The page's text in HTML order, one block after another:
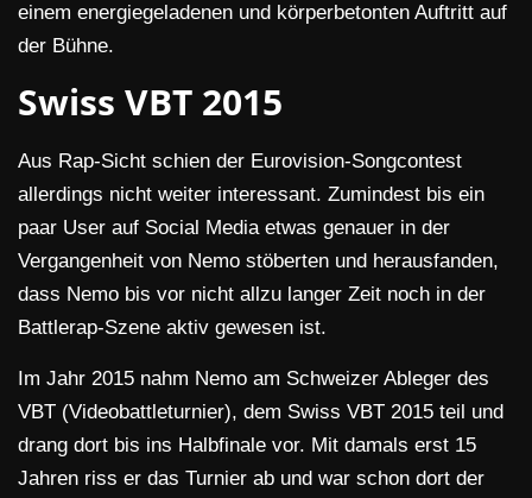
einem energiegeladenen und körperbetonten Auftritt auf
der Bühne.
Swiss VBT 2015
Aus Rap-Sicht schien der Eurovision-Songcontest
allerdings nicht weiter interessant. Zumindest bis ein
paar User auf Social Media etwas genauer in der
Vergangenheit von Nemo stöberten und herausfanden,
dass Nemo bis vor nicht allzu langer Zeit noch in der
Battlerap-Szene aktiv gewesen ist.
Im Jahr 2015 nahm Nemo am Schweizer Ableger des
VBT (Videobattleturnier), dem Swiss VBT 2015 teil und
drang dort bis ins Halbfinale vor. Mit damals erst 15
Jahren riss er das Turnier ab und war schon dort der